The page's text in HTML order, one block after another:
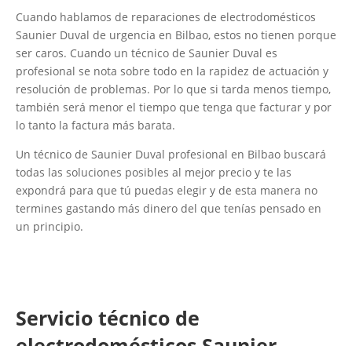
Cuando hablamos de reparaciones de electrodomésticos
Saunier Duval de urgencia en Bilbao, estos no tienen porque
ser caros. Cuando un técnico de Saunier Duval es
profesional se nota sobre todo en la rapidez de actuación y
resolución de problemas. Por lo que si tarda menos tiempo,
también será menor el tiempo que tenga que facturar y por
lo tanto la factura más barata.
Un técnico de Saunier Duval profesional en Bilbao buscará
todas las soluciones posibles al mejor precio y te las
expondrá para que tú puedas elegir y de esta manera no
termines gastando más dinero del que tenías pensado en
un principio.
Servicio técnico de